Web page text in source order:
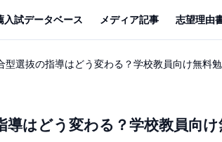
入試データベース メディア記事 志望理由
型選抜の指導はどう変わる？学校教員向け無料
導はどう変わる？学校教員向